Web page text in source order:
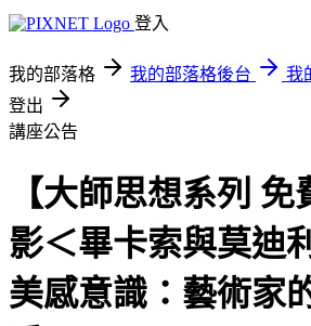
登入
我的部落格 我的部落格後台
我
登出
講座公告
【大師思想系列
影＜畢卡索與莫迪
美感意識：藝術家